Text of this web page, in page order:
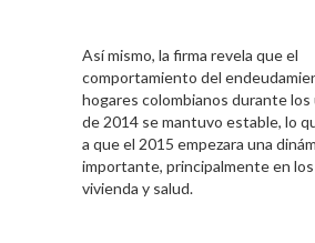
Así mismo, la firma revela que el
comportamiento del
hogares colombianos durante los
de 2014 se mantuvo estable, lo
a que el 2015 empezara una
importante, principalmente en
vivienda y salud.